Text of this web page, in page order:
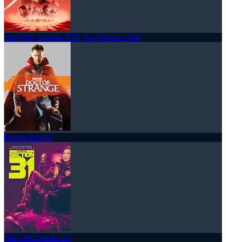
Star Wars, épisode VIII : Les Derniers Jedi
Doctor Strange
Star Trek: Section 31